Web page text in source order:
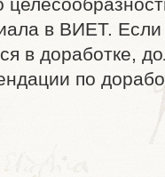
в ВИЕТ. Если
в доработке,
по